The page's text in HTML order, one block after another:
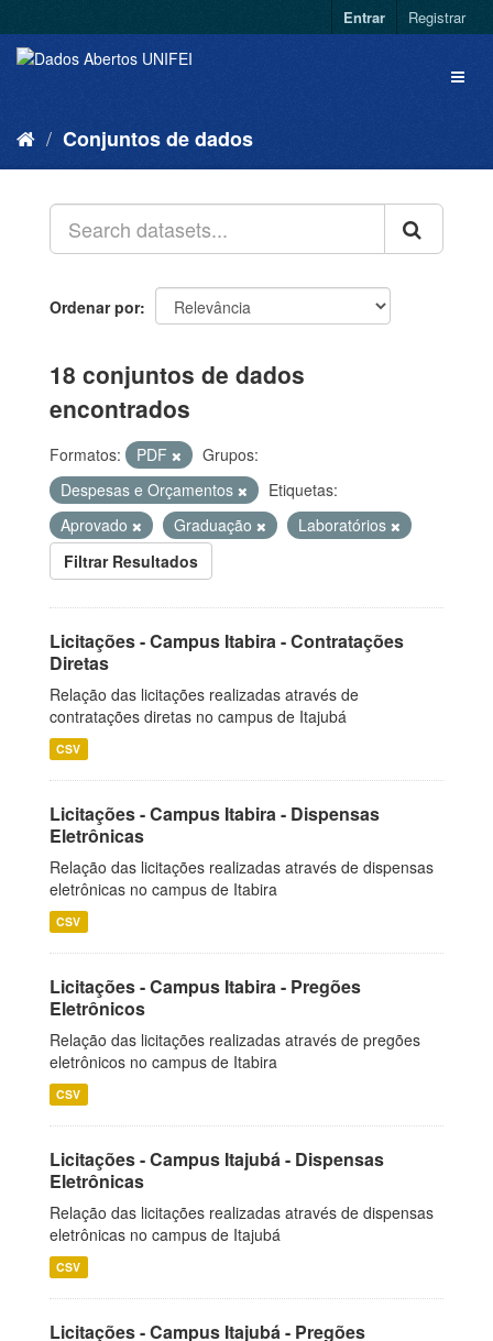
Entrar Registrar
Conjuntos de dados
Ordenar por
18 conjuntos de dados
encontrados
Formatos: PDF
Grupos:
Despesas e Orçamentos
Etiquetas:
Aprovado
Graduação
Laboratórios
Filtrar Resultados
Licitações - Campus Itabira - Contratações
Diretas
Relação das licitações realizadas através de
contratações diretas no campus de Itajubá
CSV
Licitações - Campus Itabira - Dispensas
Eletrônicas
Relação das licitações realizadas através de dispensas
eletrônicas no campus de Itabira
CSV
Licitações - Campus Itabira - Pregões
Eletrônicos
Relação das licitações realizadas através de pregões
eletrônicos no campus de Itabira
CSV
Licitações - Campus Itajubá - Dispensas
Eletrônicas
Relação das licitações realizadas através de dispensas
eletrônicas no campus de Itajubá
CSV
Licitações - Campus Itajubá - Pregões